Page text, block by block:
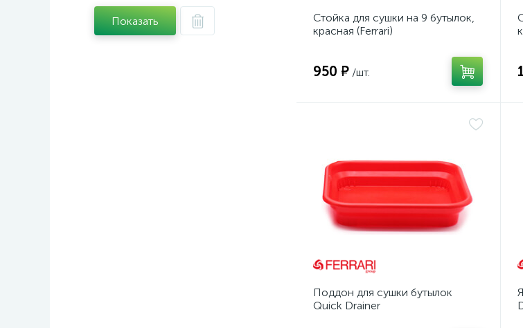
Показать
Стойка для сушки на 9 бутылок,
красная (Ferrari)
950 ₽ /шт.
Поддон для сушки бутылок
Quick Drainer